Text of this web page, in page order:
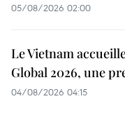
05/08/2026 02:00
Le Vietnam
Global 2026, une
04/08/2026 04:15